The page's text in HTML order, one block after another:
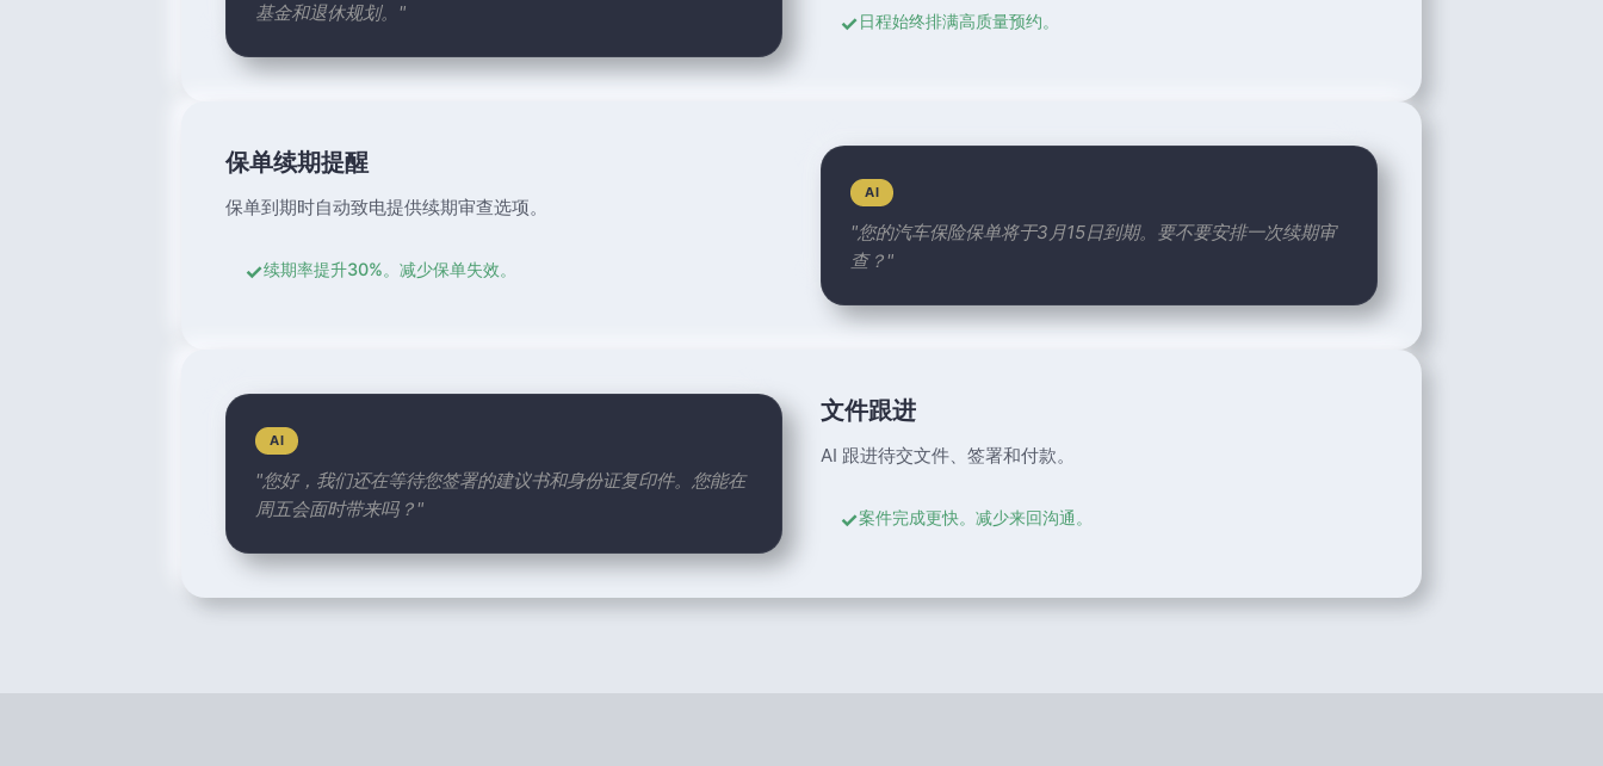
✓日程始终排满高质量预约。
基金和退休规划。"
保单续期提醒
保单到期时自动致电提供续期审查选项。
✓续期率提升30%。减少保单失效。
AI
"您的汽车保险保单将于3月15日到期。要不要安排一次续期审
查？"
文件跟进
AI 跟进待交文件、签署和付款。
✓案件完成更快。减少来回沟通。
AI
"您好，我们还在等待您签署的建议书和身份证复印件。您能在
周五会面时带来吗？"